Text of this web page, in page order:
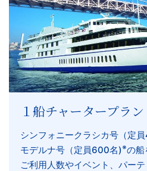
１船チャータープラン
シンフォニークラシカ号（定
モデルナ号（定員600名)※の船
ご利用人数やイベント、パー